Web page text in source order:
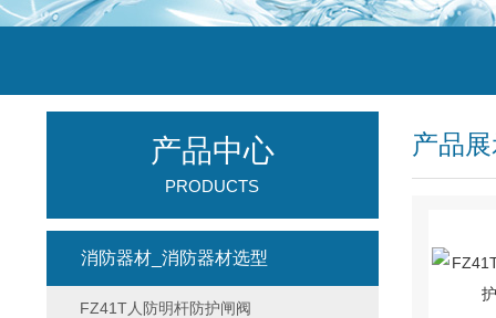
产品
产品中心
PRODUCTS
消防器材_消防器材选型
FZ41T人防明杆防护闸阀